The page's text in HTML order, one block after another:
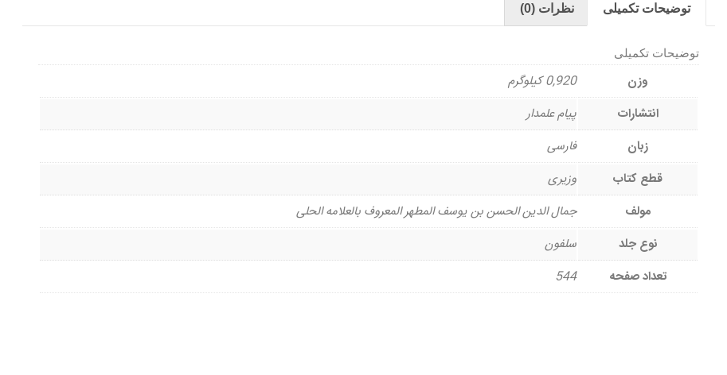
توضیحات تکمیلی نظرات (0)
توضیحات تکمیلی
وزن
0,920 کیلوگرم
انتشارات
پیام علمدار
زبان
فارسی
قطع کتاب
وزیری
مولف
جمال الدین الحسن بن یوسف المطهر المعروف بالعلامه الحلی
نوع جلد
سلفون
تعداد صفحه
544